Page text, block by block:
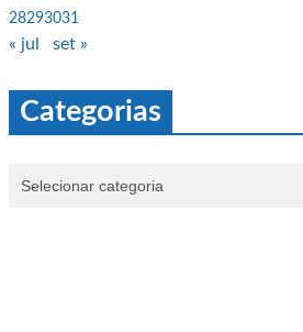
28293031
« jul set »
Categorias